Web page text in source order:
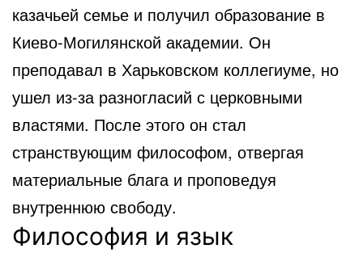
казачьей семье и получил образование в
Киево-Могилянской академии. Он
преподавал в Харьковском коллегиуме, но
ушел из-за разногласий с церковными
властями. После этого он стал
странствующим философом, отвергая
материальные блага и проповедуя
внутреннюю свободу.
Философия и язык